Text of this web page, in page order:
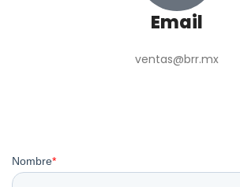
Email
ventas@brr.mx